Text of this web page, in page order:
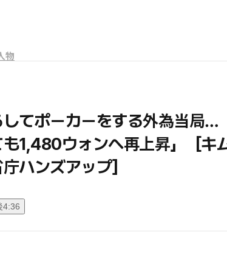
物
してポーカーをする外為当局…
1,480ウォンへ再上昇」［キ
ハンズアップ］
4:36